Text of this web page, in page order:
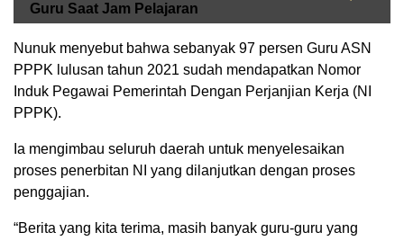
Guru Saat Jam Pelajaran
Nunuk menyebut bahwa sebanyak 97 persen Guru ASN
PPPK lulusan tahun 2021 sudah mendapatkan Nomor
Induk Pegawai Pemerintah Dengan Perjanjian Kerja (NI
PPPK).
Ia mengimbau seluruh daerah untuk menyelesaikan
proses penerbitan NI yang dilanjutkan dengan proses
penggajian.
“Berita yang kita terima, masih banyak guru-guru yang